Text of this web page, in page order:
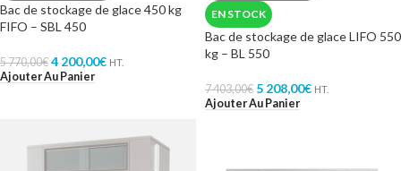
Bac de stockage de glace 450 kg
FIFO – SBL 450
5 770,00€ 4 200,00€ HT.
Ajouter Au Panier
EN STOCK
Bac de stockage de glace LIFO 550
kg – BL 550
7 403,00€ 5 208,00€ HT.
Ajouter Au Panier